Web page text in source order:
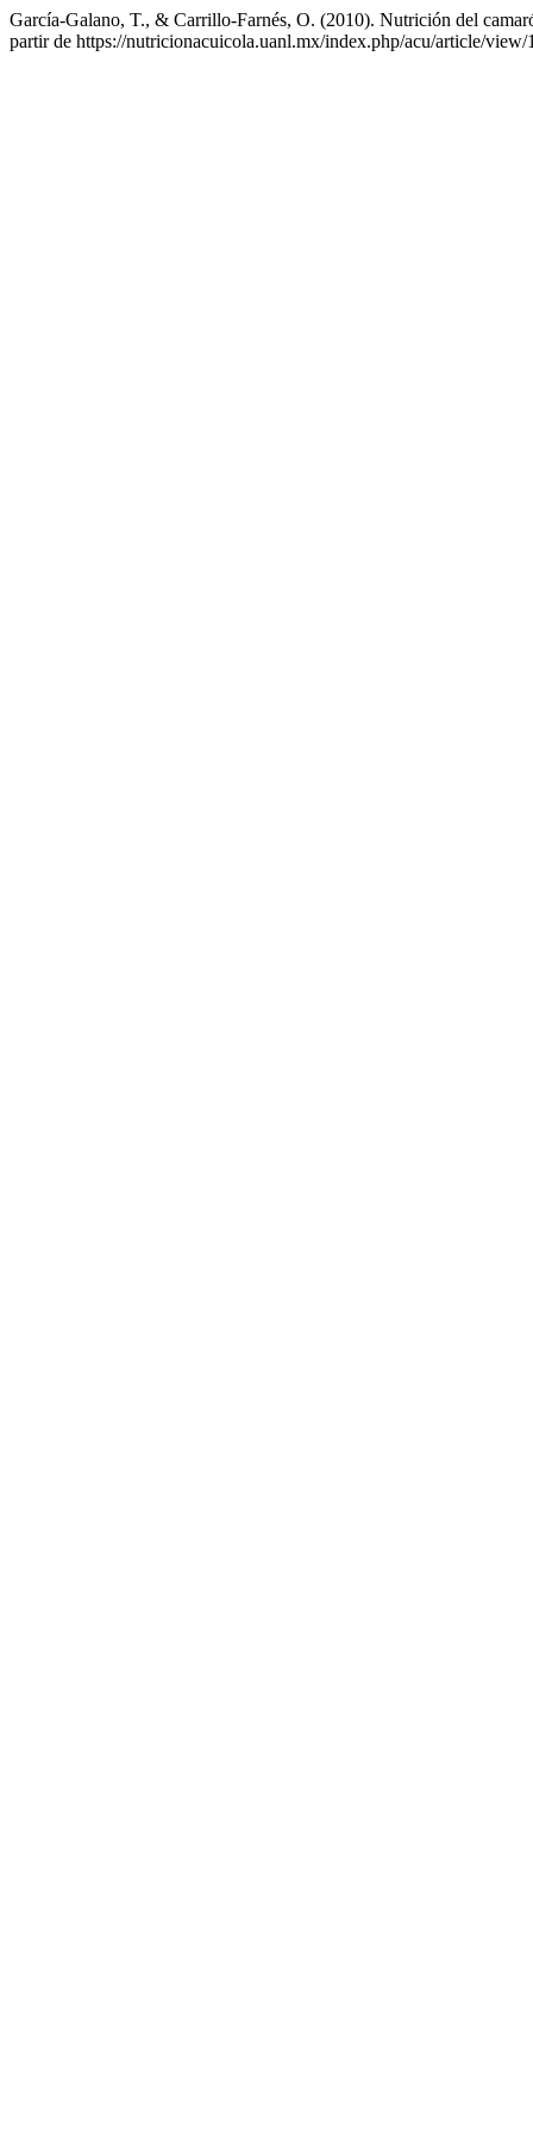
García-Galano, T., & Carrillo-Farnés, O. (2010). Nutrición del
partir de https://nutricionacuicola.uanl.mx/index.php/acu/article/view/